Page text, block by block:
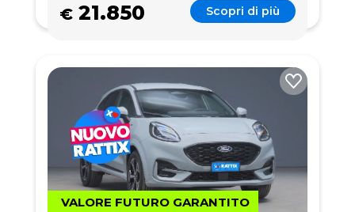
€ 21.850 Scopri di più
VALORE FUTURO GARANTITO